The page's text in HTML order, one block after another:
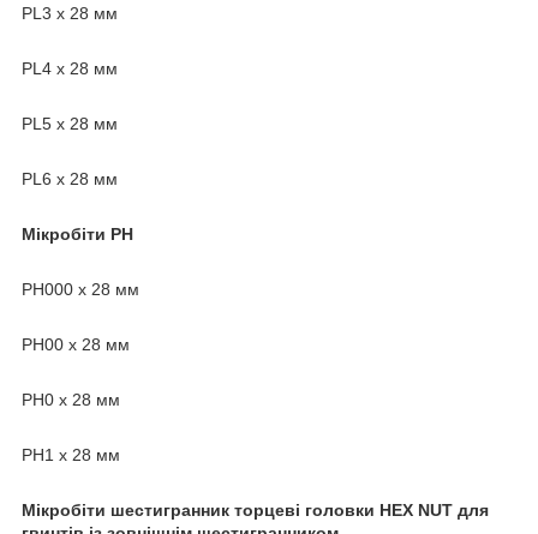
PL3 х 28 мм
PL4 х 28 мм
PL5 х 28 мм
PL6 х 28 мм
Мікробіти PH
PH000 х 28 мм
PH00 х 28 мм
PH0 х 28 мм
PH1 х 28 мм
Мікробіти шестигранник торцеві головки HEX NUT для